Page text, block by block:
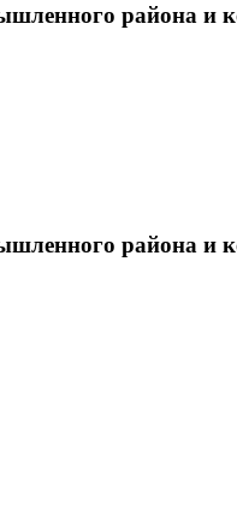
района и
района и